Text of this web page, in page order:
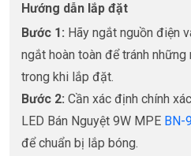
Hướng dẫn lắp đặt
Bước 1: Hãy ngắt nguồn điện
ngắt hoàn toàn để tránh
trong khi lắp đặt.
Bước 2: Cần xác định chính
LED Bán Nguyệt 9W MPE BN-
để chuẩn bị lắp bóng.